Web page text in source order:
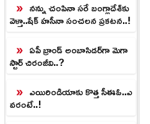
నన్ను చంపినా సరే బంగ్లాదేశ్‌కు
వెళ్తా..షేక్ హసీనా సంచలన ప్రకటన..!
ఏపీ బ్రాండ్ అంబాసిడర్‌గా మెగా
స్టార్ చిరంజీవి..?
ఎయిరిండియాకు కొత్త సీఈఓ..ఎ
వరంటే..!